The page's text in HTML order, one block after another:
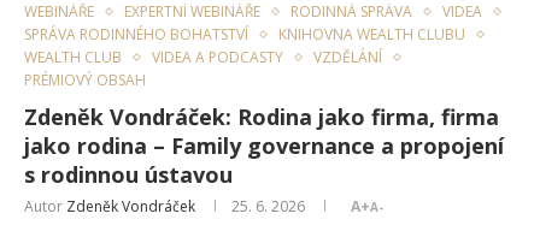
WEBINÁŘE EXPERTNÍ WEBINÁŘE RODINNÁ SPRÁVA
VIDEA
SPRÁVA RODINNÉHO BOHATSTVÍ
KNIHOVNA WEALTH CLUBU
WEALTH CLUB
VIDEA A PODCASTY
VZDĚLÁNÍ
PRÉMIOVÝ OBSAH
Zdeněk Vondráček: Rodina jako firma, firma
jako rodina – Family governance a propojení
s rodinnou ústavou
Autor Zdeněk Vondráček 25. 6. 2026 A+A-